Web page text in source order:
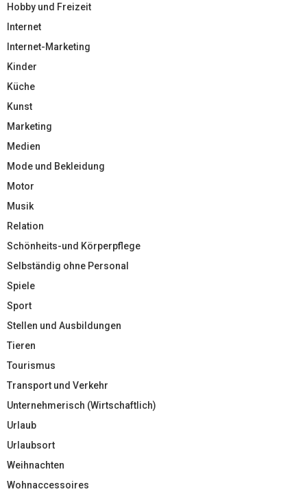
Hobby und Freizeit
Internet
Internet-Marketing
Kinder
Küche
Kunst
Marketing
Medien
Mode und Bekleidung
Motor
Musik
Relation
Schönheits-und Körperpflege
Selbständig ohne Personal
Spiele
Sport
Stellen und Ausbildungen
Tieren
Tourismus
Transport und Verkehr
Unternehmerisch (Wirtschaftlich)
Urlaub
Urlaubsort
Weihnachten
Wohnaccessoires